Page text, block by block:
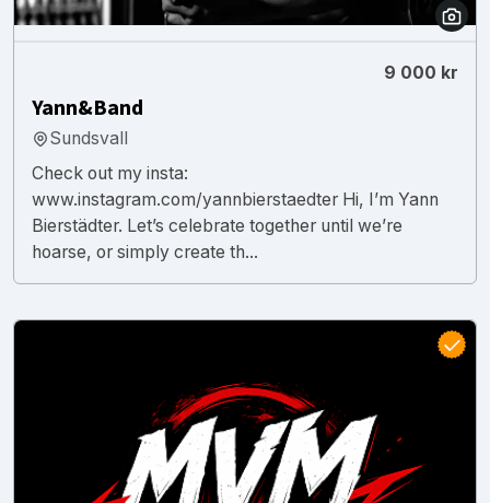
9 000 kr
Yann&Band
Sundsvall
Check out my insta:
www.instagram.com/yannbierstaedter Hi, I’m Yann
Bierstädter. Let’s celebrate together until we’re
hoarse, or simply create th...